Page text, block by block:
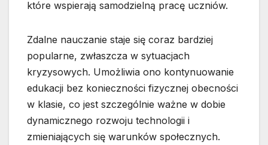
które wspierają samodzielną pracę uczniów.
Zdalne nauczanie staje się coraz bardziej
popularne, zwłaszcza w sytuacjach
kryzysowych. Umożliwia ono kontynuowanie
edukacji bez konieczności fizycznej obecności
w klasie, co jest szczególnie ważne w dobie
dynamicznego rozwoju technologii i
zmieniających się warunków społecznych.